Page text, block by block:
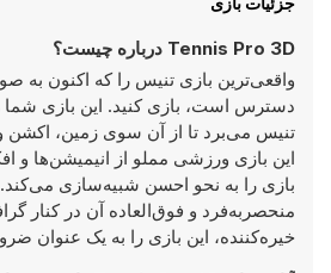
Tennis Pro 3D درباره چیست؟
واقعی‌ترین بازی تنیس را که اکنون به
دسترس است، بازی کنید. این بازی شما
تنیس می‌برد تا از آن سوی زمین، اکشن
این بازی ورزشی مملو از انیمیشن‌ها
بازی را به نحو احسن شبیه‌سازی
منحصربه‌فرد و فوق‌العاده آن در کنار
خیره‌کننده، این بازی را به یک عنوان